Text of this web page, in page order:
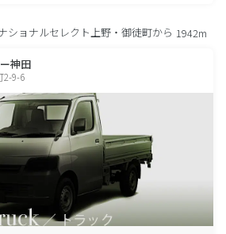
ショナルセレクト上野・御徒町から 1942m
神田
2-9-6